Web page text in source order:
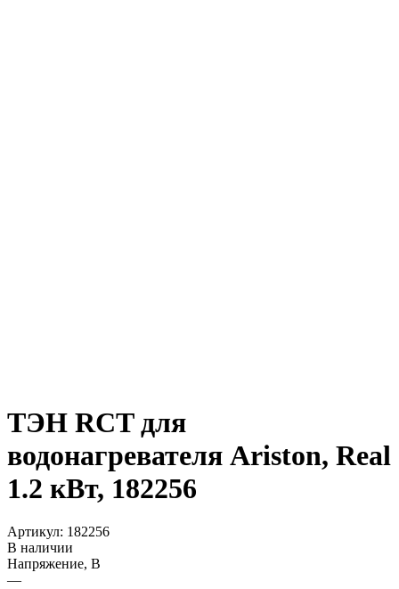
ТЭН RCT для
водонагревателя Ariston, Real
1.2 кВт, 182256
Артикул: 182256
В наличии
Напряжение, В
—